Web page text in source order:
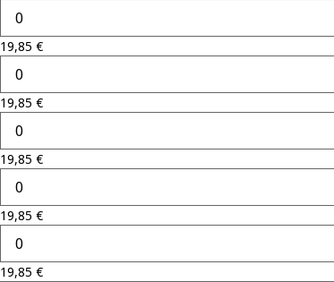
19,85 €
19,85 €
19,85 €
19,85 €
19,85 €